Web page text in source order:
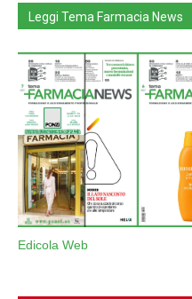
Leggi Tema Farmacia News
Edicola Web